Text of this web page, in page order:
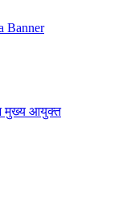
मुख्य आयुक्त